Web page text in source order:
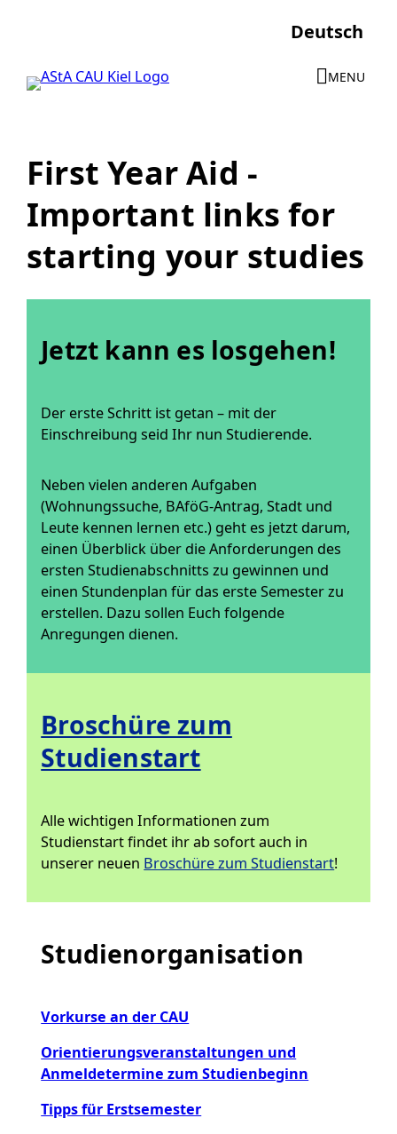
content
Deutsch
MENU
First Year Aid -
Important links for
starting your studies
Jetzt kann es losgehen!
Der erste Schritt ist getan – mit der
Einschreibung seid Ihr nun Studierende.
Neben vielen anderen Aufgaben
(Wohnungssuche, BAföG-Antrag, Stadt und
Leute kennen lernen etc.) geht es jetzt darum,
einen Überblick über die Anforderungen des
ersten Studienabschnitts zu gewinnen und
einen Stundenplan für das erste Semester zu
erstellen. Dazu sollen Euch folgende
Anregungen dienen.
Broschüre zum
Studienstart
Alle wichtigen Informationen zum
Studienstart findet ihr ab sofort auch in
unserer neuen Broschüre zum Studienstart!
Studienorganisation
Vorkurse an der CAU
Orientierungsveranstaltungen und
Anmeldetermine zum Studienbeginn
Tipps für Erstsemester